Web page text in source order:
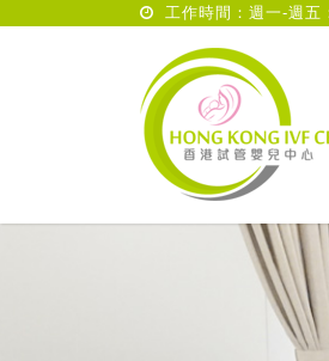
工作時間：週一-週